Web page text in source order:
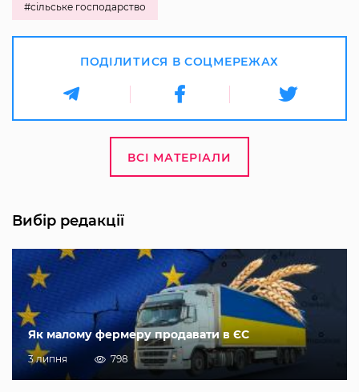
#сільське господарство
ПОДІЛИТИСЯ В СОЦМЕРЕЖАХ
ВСІ МАТЕРІАЛИ
Вибір редакції
Як малому фермеру продавати в ЄС
3 липня 798